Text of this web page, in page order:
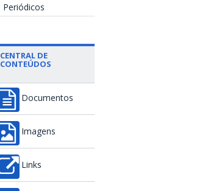
Periódicos
CENTRAL DE
CONTEÚDOS
Documentos
Imagens
Links